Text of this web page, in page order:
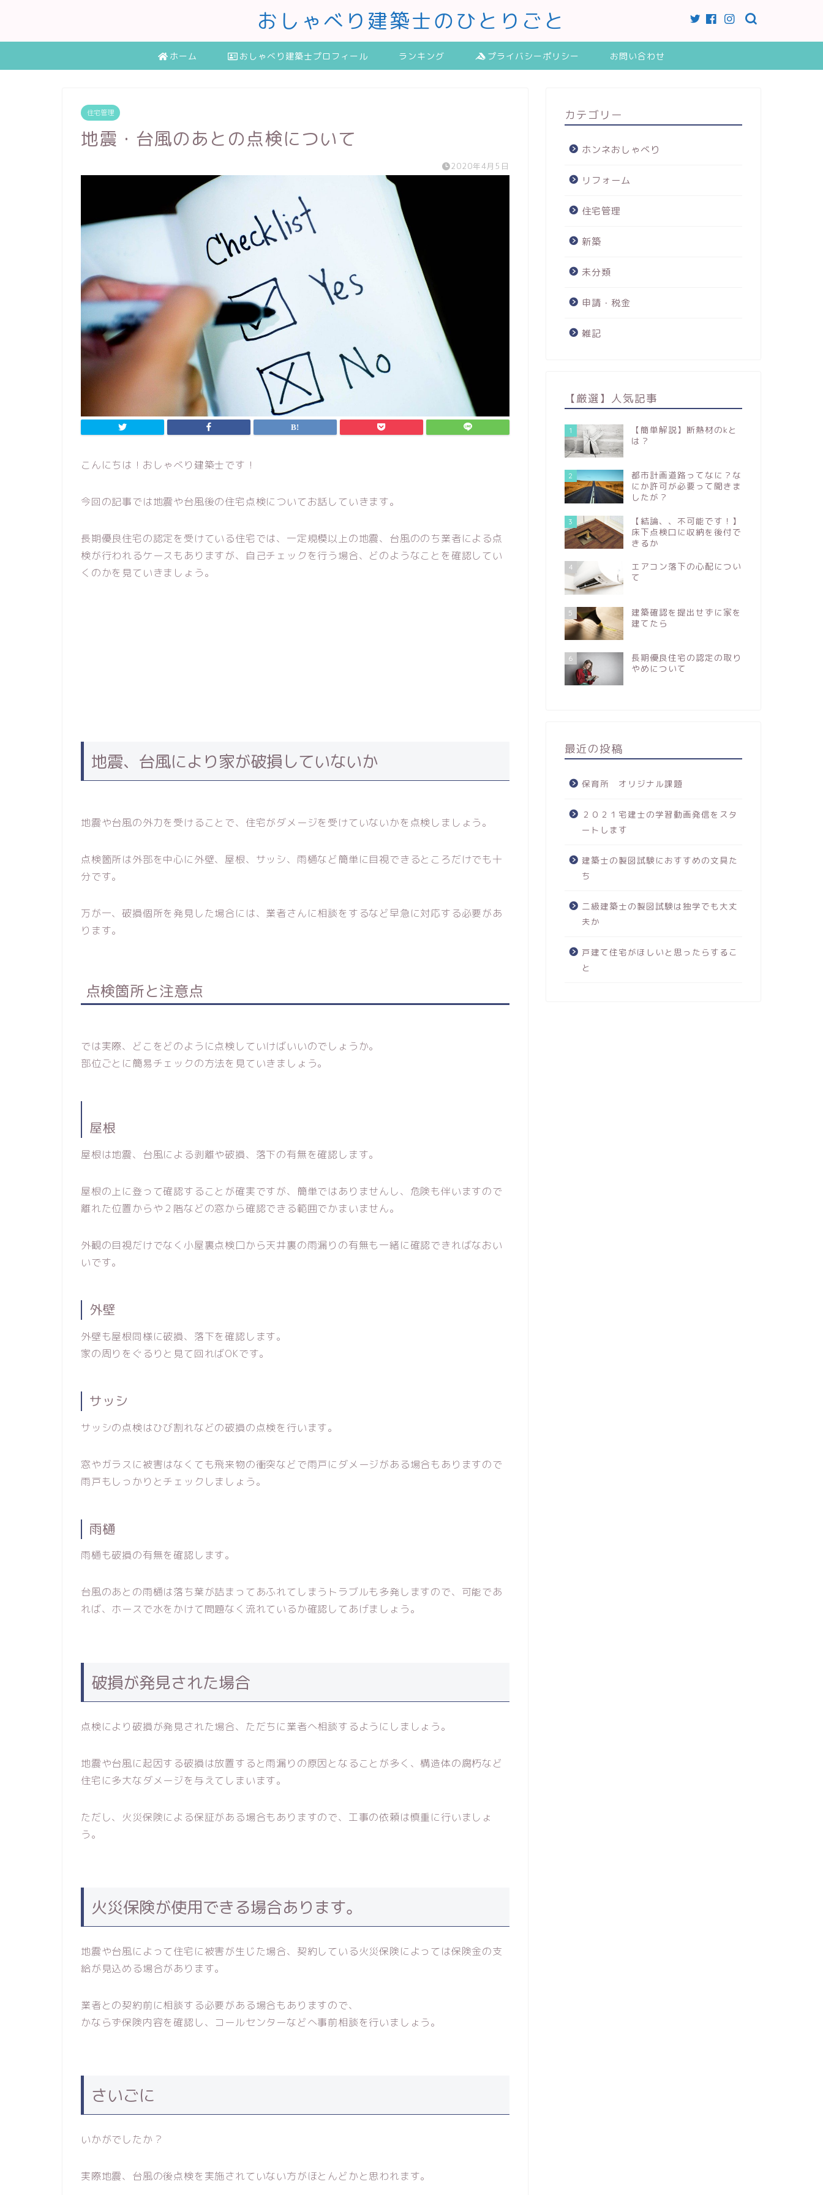
おしゃべり建築士のひとりごと
ホーム おしゃべり建築士プロフィール ランキング プライバシーポリシー お問い合わせ
住宅管理
地震・台風のあとの点検について
2020年4月5日
こんにちは！おしゃべり建築士です！
今回の記事では地震や台風後の住宅点検についてお話していきます。
長期優良住宅の認定を受けている住宅では、一定規模以上の地震、台風ののち業者による点
検が行われるケースもありますが、自己チェックを行う場合、どのようなことを確認してい
くのかを見ていきましょう。
地震、台風により家が破損していないか
地震や台風の外力を受けることで、住宅がダメージを受けていないかを点検しましょう。
点検箇所は外部を中心に外壁、屋根、サッシ、雨樋など簡単に目視できるところだけでも十
分です。
万が一、破損個所を発見した場合には、業者さんに相談をするなど早急に対応する必要があ
ります。
点検箇所と注意点
では実際、どこをどのように点検していけばいいのでしょうか。
部位ごとに簡易チェックの方法を見ていきましょう。
屋根
屋根は地震、台風による剥離や破損、落下の有無を確認します。
屋根の上に登って確認することが確実ですが、簡単ではありませんし、危険も伴いますので
離れた位置からや２階などの窓から確認できる範囲でかまいません。
外観の目視だけでなく小屋裏点検口から天井裏の雨漏りの有無も一緒に確認できればなおい
いです。
外壁
外壁も屋根同様に破損、落下を確認します。
家の周りをぐるりと見て回ればOKです。
サッシ
サッシの点検はひび割れなどの破損の点検を行います。
窓やガラスに被害はなくても飛来物の衝突などで雨戸にダメージがある場合もありますので
雨戸もしっかりとチェックしましょう。
雨樋
雨樋も破損の有無を確認します。
台風のあとの雨樋は落ち葉が詰まってあふれてしまうトラブルも多発しますので、可能であ
れば、ホースで水をかけて問題なく流れているか確認してあげましょう。
破損が発見された場合
点検により破損が発見された場合、ただちに業者へ相談するようにしましょう。
地震や台風に起因する破損は放置すると雨漏りの原因となることが多く、構造体の腐朽など
住宅に多大なダメージを与えてしまいます。
ただし、火災保険による保証がある場合もありますので、工事の依頼は慎重に行いましょ
う。
火災保険が使用できる場合あります。
地震や台風によって住宅に被害が生じた場合、契約している火災保険によっては保険金の支
給が見込める場合があります。
業者との契約前に相談する必要がある場合もありますので、
かならず保険内容を確認し、コールセンターなどへ事前相談を行いましょう。
さいごに
いかがでしたか？
実際地震、台風の後点検を実施されていない方がほとんどかと思われます。
カテゴリー
ホンネおしゃべり
リフォーム
住宅管理
新築
未分類
申請・税金
雑記
【厳選】人気記事
1
【簡単解説】断熱材のkと
は？
2
都市計画道路ってなに？な
にか許可が必要って聞きま
したが？
3
【結論、、不可能です！】
床下点検口に収納を後付で
きるか
4
エアコン落下の心配につい
て
5
建築確認を提出せずに家を
建てたら
6
長期優良住宅の認定の取り
やめについて
最近の投稿
保育所 オリジナル課題
２０２１宅建士の学習動画発信をスタ
ートします
建築士の製図試験におすすめの文具た
ち
二級建築士の製図試験は独学でも大丈
夫か
戸建て住宅がほしいと思ったらするこ
と